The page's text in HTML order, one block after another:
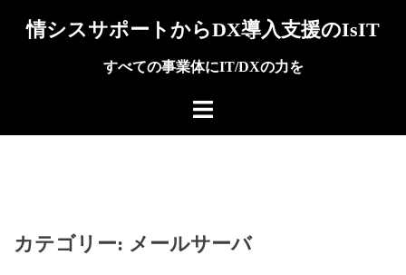
情シスサポートからDX導入支援のIsIT
すべての事業体にIT/DXの力を
カテゴリー: メールサーバ